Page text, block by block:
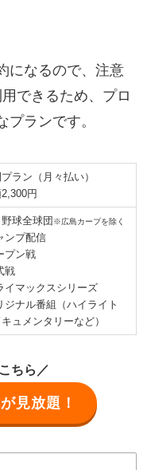
になるので、注意
できるため、プロ
ランです。
ラン（月々払い）
2,300円
球全球団※広島カープを除く
ンプ配信
プン戦
戦
イマックスシリーズ
ジナル番組（ハイライト
ュメンタリーなど）
ちら／
見放題！